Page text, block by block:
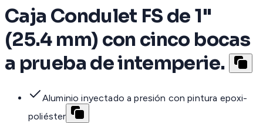
Caja Condulet FS de 1"
(25.4 mm) con cinco bocas
a prueba de intemperie.
Aluminio inyectado a presión con pintura epoxi-
poliéster